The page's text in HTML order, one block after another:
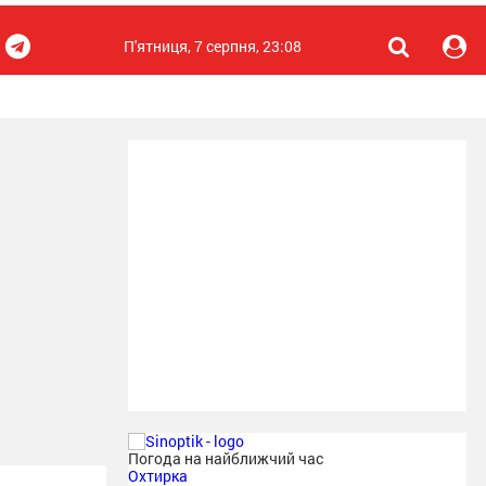
П'ятниця, 7 серпня, 23:08
Погода на найближчий час
Охтирка